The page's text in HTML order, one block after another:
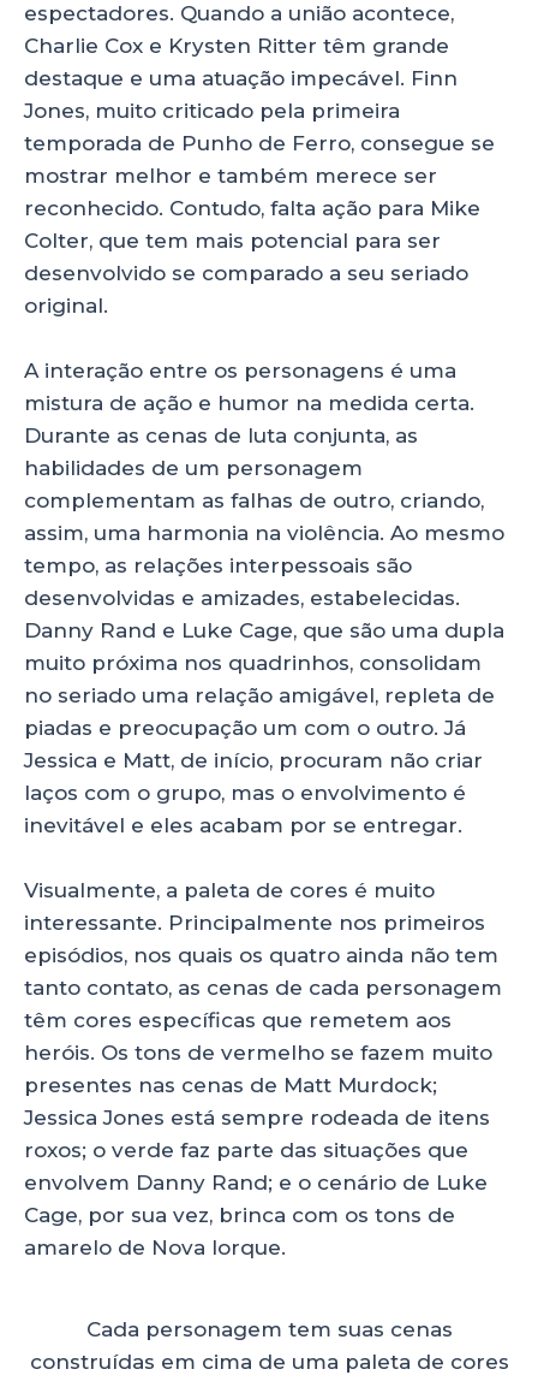
espectadores. Quando a união acontece,
Charlie Cox e Krysten Ritter têm grande
destaque e uma atuação impecável. Finn
Jones, muito criticado pela primeira
temporada de Punho de Ferro, consegue se
mostrar melhor e também merece ser
reconhecido. Contudo, falta ação para Mike
Colter, que tem mais potencial para ser
desenvolvido se comparado a seu seriado
original.
A interação entre os personagens é uma
mistura de ação e humor na medida certa.
Durante as cenas de luta conjunta, as
habilidades de um personagem
complementam as falhas de outro, criando,
assim, uma harmonia na violência. Ao mesmo
tempo, as relações interpessoais são
desenvolvidas e amizades, estabelecidas.
Danny Rand e Luke Cage, que são uma dupla
muito próxima nos quadrinhos, consolidam
no seriado uma relação amigável, repleta de
piadas e preocupação um com o outro. Já
Jessica e Matt, de início, procuram não criar
laços com o grupo, mas o envolvimento é
inevitável e eles acabam por se entregar.
Visualmente, a paleta de cores é muito
interessante. Principalmente nos primeiros
episódios, nos quais os quatro ainda não tem
tanto contato, as cenas de cada personagem
têm cores específicas que remetem aos
heróis. Os tons de vermelho se fazem muito
presentes nas cenas de Matt Murdock;
Jessica Jones está sempre rodeada de itens
roxos; o verde faz parte das situações que
envolvem Danny Rand; e o cenário de Luke
Cage, por sua vez, brinca com os tons de
amarelo de Nova Iorque.
Cada personagem tem suas cenas
construídas em cima de uma paleta de cores